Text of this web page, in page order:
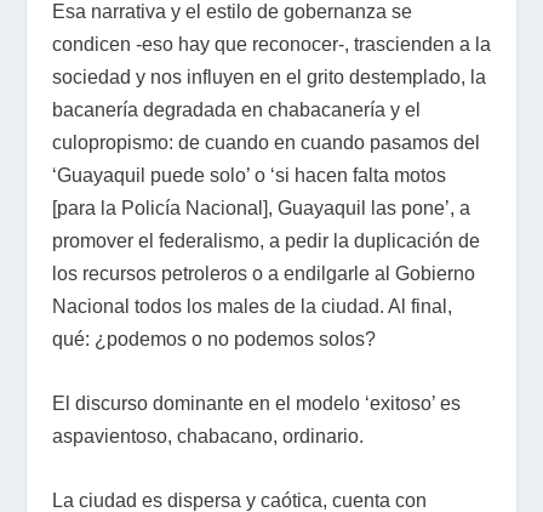
Esa narrativa y el estilo de gobernanza se
condicen -eso hay que reconocer-, trascienden a la
sociedad y nos influyen en el grito destemplado, la
bacanería degradada en chabacanería y el
culopropismo: de cuando en cuando pasamos del
‘Guayaquil puede solo’ o ‘si hacen falta motos
[para la Policía Nacional], Guayaquil las pone’, a
promover el federalismo, a pedir la duplicación de
los recursos petroleros o a endilgarle al Gobierno
Nacional todos los males de la ciudad. Al final,
qué: ¿podemos o no podemos solos?
El discurso dominante en el modelo ‘exitoso’ es
aspavientoso, chabacano, ordinario.
La ciudad es dispersa y caótica, cuenta con